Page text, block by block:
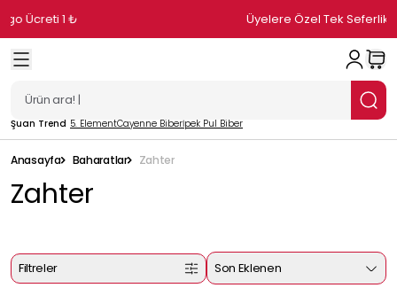
Üyelere Özel Tek Seferlik %10 İndirim
Şuan Trend 5. ElementCayenne Biberİpek Pul Biber
Anasayfa Baharatlar Zahter
Zahter
Filtreler Son Eklenen